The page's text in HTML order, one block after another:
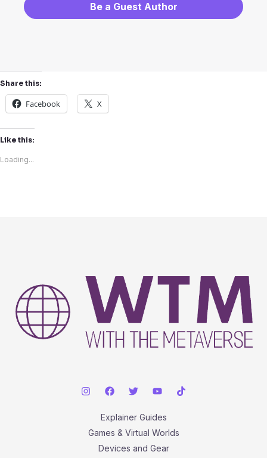
Be a Guest Author
Share this:
Facebook X
Like this:
Loading...
Explainer Guides
Games & Virtual Worlds
Devices and Gear